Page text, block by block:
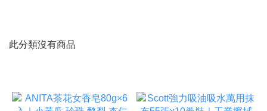
此分類沒有商品